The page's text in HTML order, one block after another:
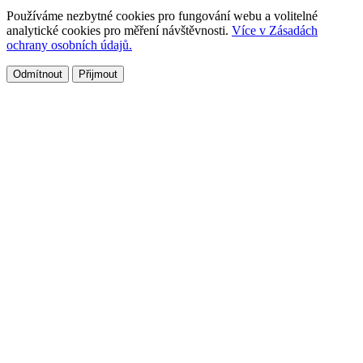
Používáme nezbytné cookies pro fungování webu a volitelné
analytické cookies pro měření návštěvnosti. Více v Zásadách
ochrany osobních údajů.
Odmítnout Přijmout